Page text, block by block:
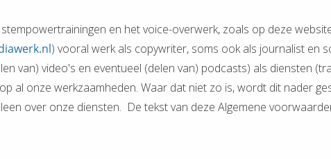
en het voice-overwerk, zoals op deze
) vooral werk als copywriter, soms ook als journalist en
van) video's en eventueel (delen van) podcasts) als diensten
al onze werkzaamheden. Waar dat niet zo is, wordt dit nader
over onze diensten. De tekst van deze Algemene